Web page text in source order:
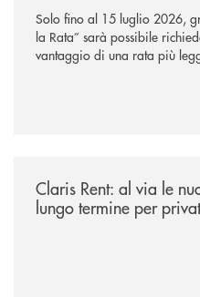
Solo fino al 15 luglio 2026,
la Rata” sarà possibile
vantaggio di una rata più
Claris Rent: al via le
lungo termine per